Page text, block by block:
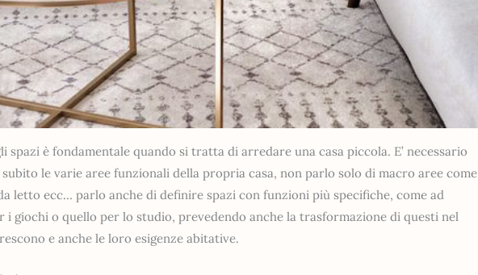
spazi è fondamentale quando si tratta di arredare una casa piccola. E’ necessario
le varie aree funzionali della propria casa, non parlo solo di macro aree come
letto ecc… parlo anche di definire spazi con funzioni più specifiche, come ad
i giochi o quello per lo studio, prevedendo anche la trasformazione di questi nel
e anche le loro esigenze abitative.